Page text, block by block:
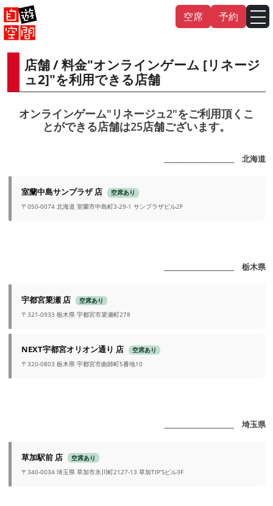
Skip
to
content
空席 予約
店舗 / 料金"オンラインゲーム [リネージ
ュ2]"を利用できる店舗
オンラインゲーム"リネージュ2"をご利用頂くこ
とができる店舗は25店舗ございます。
_______________________ 北海道
室蘭中島サンプラザ 店
空席あり
〒050-0074 北海道 室蘭市中島町3-29-1 サンプラザビル2F
_______________________ 栃木県
宇都宮簗瀬 店
空席あり
〒321-0933 栃木県 宇都宮市簗瀬町278
NEXT宇都宮オリオン通り 店
空席あり
〒320-0803 栃木県 宇都宮市曲師町5番地10
_______________________ 埼玉県
草加駅前 店
空席あり
〒340-0034 埼玉県 草加市氷川町2127-13 草加TIP’Sビル3F
English 中文（繁 體） 中文（简体
）